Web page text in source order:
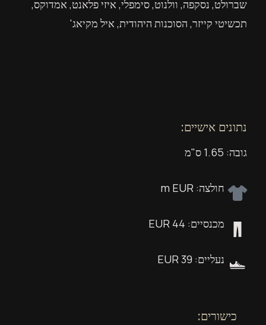
שברולט, נסקפה, וולנוט, סימפלי, איזי פלאנט, אמדוקס,
תכשיטי קייזר, הסוכנות היהודית, איל מקיאג'
נתונים אישיים:
גובה: 1.65 ס"מ
חולצה: m EUR
מכנסיים: 44 EUR
נעליים: 39 EUR
כישורים: